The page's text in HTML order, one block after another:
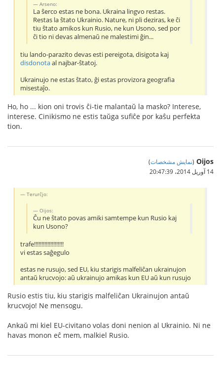
Arseno:
La ŝerco estas ne bona. Ukraina lingvo restas.
Restas la ŝtato Ukrainio. Nature, ni pli deziras, ke ĉi
tiu ŝtato amikos kun Rusio, ne kun Usono, sed por
ĉi tio ni devas almenaŭ ne malestimi ĝin...
tiu lando-parazito devas esti pereigota, disigota kaj
disdonotaal najbar-ŝtatoj.
Ukrainujo ne estas ŝtato, ĝi estas provizora geografia
misestaĵo.
Ho, ho ... kion oni trovis ĉi-tie malantaŭ la masko? Interese,
interese. Cinikismo ne estis taŭga sufiĉe por kaŝu perfekta
tion.
Oijos
(نمایش مشخصات)
14 آوریل 2014،‏ 20:47:39
Terurĉjo:
Oijos:
Ĉu ne ŝtato povas amiki samtempe kun Rusio kaj
kun Usono?
trafe!!!!!!!!!!!!!!!!!!!!
vi estas saĝegulo
estas ne rusujo, sed EU, kiu starigis malfeliĉan ukrainujon
antaŭ krucvojo: aŭ ukrainujo amikas kun EU aŭ kun rusujo
Rusio estis tiu, kiu starigis malfeliĉan Ukrainujon antaŭ
krucvojo! Ne mensogu.
Ankaŭ mi kiel EU-civitano volas doni nenion al Ukrainio. Ni ne
havas monon eĉ mem, malkiel Rusio.